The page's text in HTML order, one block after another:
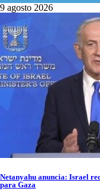
9 agosto 2026
Netanyahu anuncia: Israel
para Gaza